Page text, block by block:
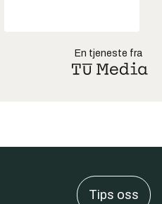
En tjeneste fra
Tips oss